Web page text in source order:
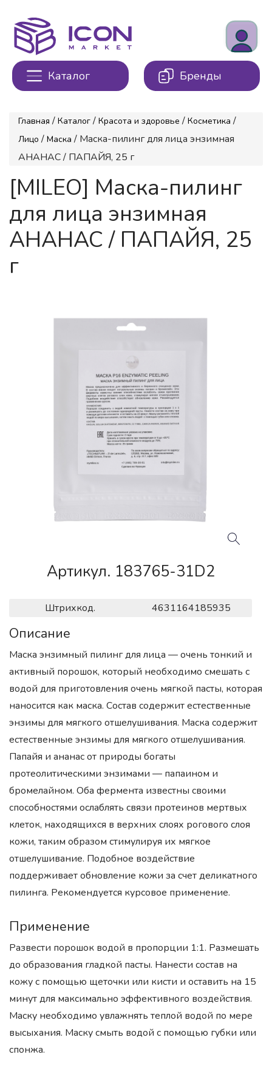
Каталог Бренды
Главная / Каталог / Красота и здоровье / Косметика /
Лицо / Маска / Маска-пилинг для лица энзимная
АНАНАС / ПАПАЙЯ, 25 г
[MILEO] Маска-пилинг
для лица энзимная
АНАНАС / ПАПАЙЯ, 25
г
Артикул. 183765-31D2
Штрихкод. 4631164185935
Описание
Маска энзимный пилинг для лица — очень тонкий и
активный порошок, который необходимо смешать с
водой для приготовления очень мягкой пасты, которая
наносится как маска. Состав содержит естественные
энзимы для мягкого отшелушивания. Маска содержит
естественные энзимы для мягкого отшелушивания.
Папайя и ананас от природы богаты
протеолитическими энзимами — папаином и
бромелайном. Оба фермента известны своими
способностями ослаблять связи протеинов мертвых
клеток, находящихся в верхних слоях рогового слоя
кожи, таким образом стимулируя их мягкое
отшелушивание. Подобное воздействие
поддерживает обновление кожи за счет деликатного
пилинга. Рекомендуется курсовое применение.
Применение
Развести порошок водой в пропорции 1:1. Размешать
до образования гладкой пасты. Нанести состав на
кожу с помощью щеточки или кисти и оставить на 15
минут для максимально эффективного воздействия.
Маску необходимо увлажнять теплой водой по мере
высыхания. Маску смыть водой с помощью губки или
спонжа.